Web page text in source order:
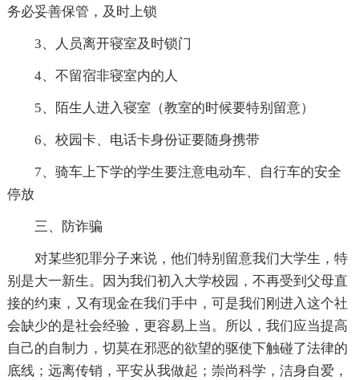
务必妥善保管，及时上锁
3、人员离开寝室及时锁门
4、不留宿非寝室内的人
5、陌生人进入寝室（教室的时候要特别留意）
6、校园卡、电话卡身份证要随身携带
7、骑车上下学的学生要注意电动车、自行车的安全
停放
三、防诈骗
对某些犯罪分子来说，他们特别留意我们大学生，特
别是大一新生。因为我们初入大学校园，不再受到父母直
接的约束，又有现金在我们手中，可是我们刚进入这个社
会缺少的是社会经验，更容易上当。所以，我们应当提高
自己的自制力，切莫在邪恶的欲望的驱使下触碰了法律的
底线；远离传销，平安从我做起；崇尚科学，洁身自爱，